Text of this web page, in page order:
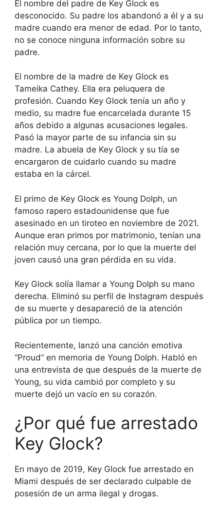
El nombre del padre de Key Glock es
desconocido. Su padre los abandonó a él y a su
madre cuando era menor de edad. Por lo tanto,
no se conoce ninguna información sobre su
padre.
El nombre de la madre de Key Glock es
Tameika Cathey. Ella era peluquera de
profesión. Cuando Key Glock tenía un año y
medio, su madre fue encarcelada durante 15
años debido a algunas acusaciones legales.
Pasó la mayor parte de su infancia sin su
madre. La abuela de Key Glock y su tía se
encargaron de cuidarlo cuando su madre
estaba en la cárcel.
El primo de Key Glock es Young Dolph, un
famoso rapero estadounidense que fue
asesinado en un tiroteo en noviembre de 2021.
Aunque eran primos por matrimonio, tenían una
relación muy cercana, por lo que la muerte del
joven causó una gran pérdida en su vida.
Key Glock solía llamar a Young Dolph su mano
derecha. Eliminó su perfil de Instagram después
de su muerte y desapareció de la atención
pública por un tiempo.
Recientemente, lanzó una canción emotiva
“Proud” en memoria de Young Dolph. Habló en
una entrevista de que después de la muerte de
Young, su vida cambió por completo y su
muerte dejó un vacío en su corazón.
¿Por qué fue arrestado
Key Glock?
En mayo de 2019, Key Glock fue arrestado en
Miami después de ser declarado culpable de
posesión de un arma ilegal y drogas.